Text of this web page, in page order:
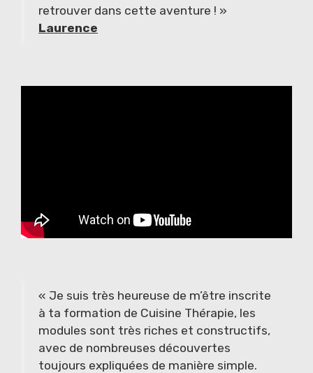
retrouver dans cette aventure ! »
Laurence
« Je suis très heureuse de m’être inscrite
à ta formation de Cuisine Thérapie, les
modules sont très riches et constructifs,
avec de nombreuses découvertes
toujours expliquées de manière simple.